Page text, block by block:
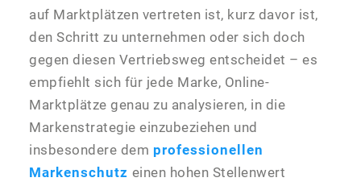
auf Marktplätzen vertreten ist, kurz davor ist,
den Schritt zu unternehmen oder sich doch
gegen diesen Vertriebsweg entscheidet – es
empfiehlt sich für jede Marke, Online-
Marktplätze genau zu analysieren, in die
Markenstrategie einzubeziehen und
insbesondere dem professionellen
Markenschutz einen hohen Stellenwert